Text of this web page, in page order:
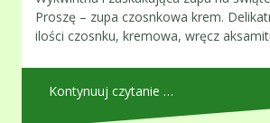
Proszę – zupa czosnkowa krem.
ilości czosnku, kremowa, wręcz
Kontynuuj czytanie …